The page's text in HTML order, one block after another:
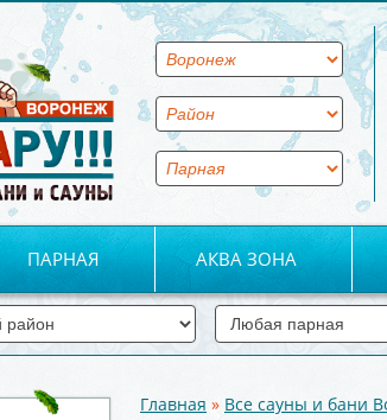
ПАРНАЯ АКВА ЗОНА
Вы здесь
Главная » Все сауны и бани